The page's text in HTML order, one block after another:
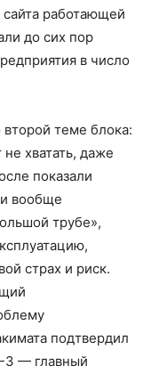
сайта работающей
до сих пор
в число
теме блока:
хватать, даже
показали
вообще
трубе»,
страх и риск.
подтвердил
3 — главный